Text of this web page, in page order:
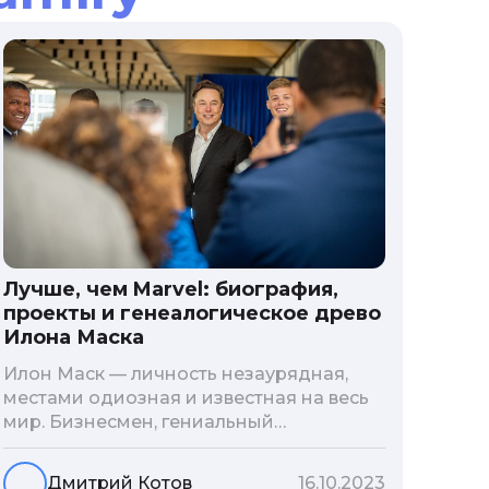
Лучше, чем Marvel: биография,
проекты и генеалогическое древо
Илона Маска
Илон Маск — личность незаурядная,
местами одиозная и известная на весь
мир. Бизнесмен, гениальный
изобретатель и миллиардер, живой
прообраз экранного Железного
Дмитрий Котов 16.10.2023